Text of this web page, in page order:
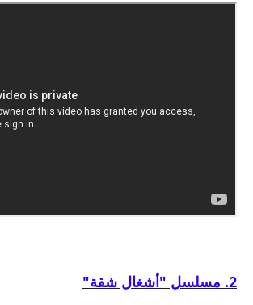
2. مسلسل "أشغال شقة"